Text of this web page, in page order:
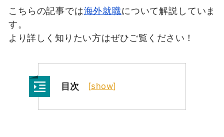
こちらの記事では海外就職について解説していま
す。
より詳しく知りたい方はぜひご覧ください！
目次 [show]